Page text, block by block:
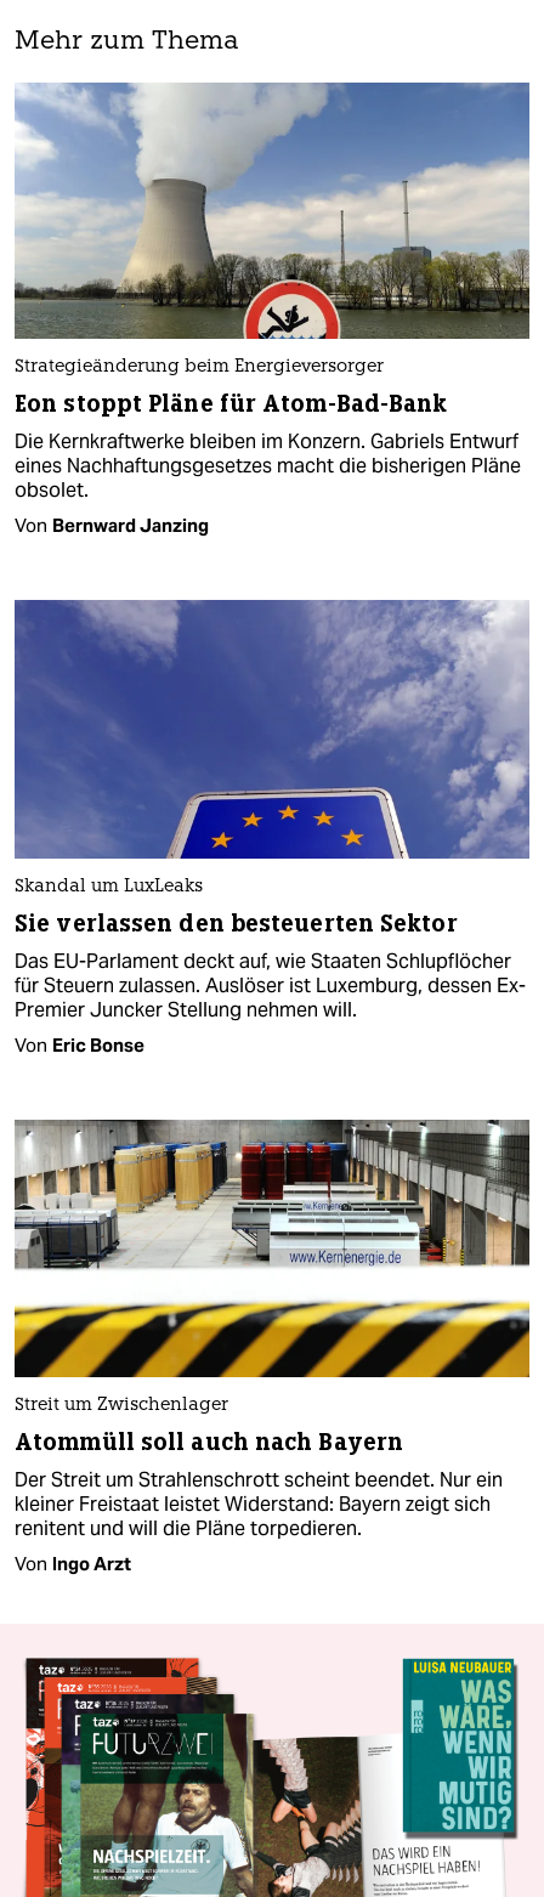
Mehr zum Thema
Strategieänderung beim Energieversorger
Eon stoppt Pläne für Atom-Bad-Bank
Die Kernkraftwerke bleiben im Konzern. Gabriels Entwurf
eines Nachhaftungsgesetzes macht die bisherigen Pläne
obsolet.
Von Bernward Janzing
Skandal um LuxLeaks
Sie verlassen den besteuerten Sektor
Das EU-Parlament deckt auf, wie Staaten Schlupflöcher
für Steuern zulassen. Auslöser ist Luxemburg, dessen Ex-
Premier Juncker Stellung nehmen will.
Von Eric Bonse
Streit um Zwischenlager
Atommüll soll auch nach Bayern
Der Streit um Strahlenschrott scheint beendet. Nur ein
kleiner Freistaat leistet Widerstand: Bayern zeigt sich
renitent und will die Pläne torpedieren.
Von Ingo Arzt